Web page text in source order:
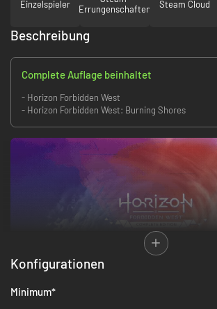
Einzelspieler
Errungenschaften
Steam Cloud
Beschreibung
Complete Auflage beinhaltet
- Horizon Forbidden West
- Horizon Forbidden West: Burning Shores
Konfigurationen
Minimum*